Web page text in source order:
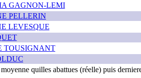
GAGNON-LEMI
PELLERIN
LEVESQUE
TOUSIGNANT
quilles abattues (réelle) puis